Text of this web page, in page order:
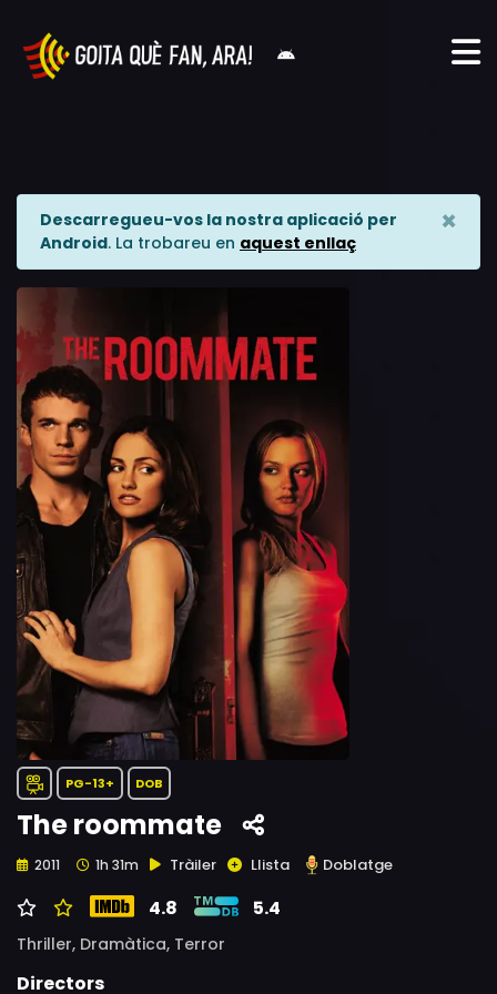
Descarregueu-vos la nostra aplicació per
Android. La trobareu en aquest enllaç
×
PG-13+ DOB
The roommate
2011 1h 31m Tràiler Llista Doblatge
4.8 5.4
Thriller, Dramàtica, Terror
Directors